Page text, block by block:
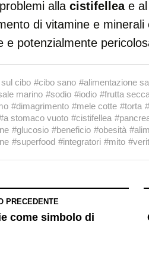
alla cistifelleae al
di vitamine e
e potenzialmente
cibo #cibo sano #alimentazione
marino #sodio #iodio #frutta
#dimagrimento #mele cotte #torta
stomaco vuoto #cistifellea
#glucosio #beneficio #obesità
#superfood #integratori #mito
PRECEDENTE
come simbolo di